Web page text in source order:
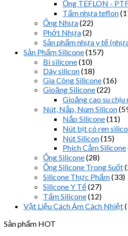
Ống TEFLON -
Tấm nhựa teflon
Ống Nhựa(22)
Phớt Nhựa(2)
Sản phẩm nhựa y tế
Sản Phẩm Silicone(157)
Bi silicone(10)
Dây silicon(18)
Gia Công Silicone(16)
Gioăng Silicone(22)
Gioăng cao su
Nút, Nắp, Núm Silicon
Nắp Silicone(11)
Nút bịt có ren
Nút Silicon(15)
Phích Cắm Silicone
Ống Silicone(28)
Ống Silicone Trong Suốt
Silicone Thực Phẩm(33)
Silicone Y Tế(27)
Tấm Silicone(12)
Vật Liệu Cách Âm Cách Nhiệt
Sản phẩm HOT